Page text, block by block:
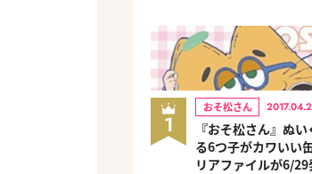
1
おそ松さん
『おそ松さん』ぬ
る6つ子がカワいい
リアファイルが6/29